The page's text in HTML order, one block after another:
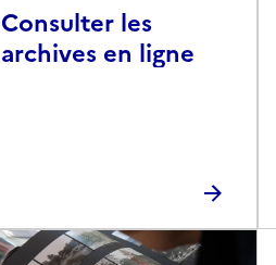
Consulter les
archives en ligne